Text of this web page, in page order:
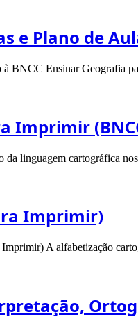
Plano de
BNCC Ensinar Geografia
Imprimir
da linguagem cartográfica
Imprimir)
Imprimir) A alfabetização